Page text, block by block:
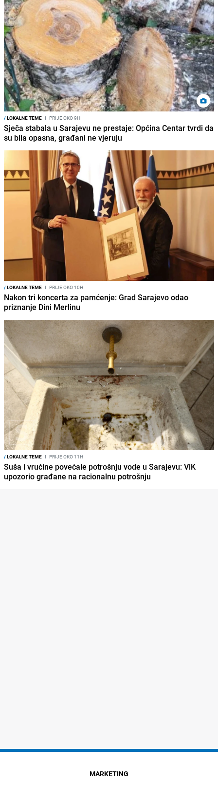
/LOKALNE TEME I PRIJE OKO 9H
Sječa stabala u Sarajevu ne prestaje: Općina Centar tvrdi da
su bila opasna, građani ne vjeruju
/LOKALNE TEME I PRIJE OKO 10H
Nakon tri koncerta za pamćenje: Grad Sarajevo odao
priznanje Dini Merlinu
/LOKALNE TEME I PRIJE OKO 11H
Suša i vrućine povećale potrošnju vode u Sarajevu: ViK
upozorio građane na racionalnu potrošnju
MARKETING